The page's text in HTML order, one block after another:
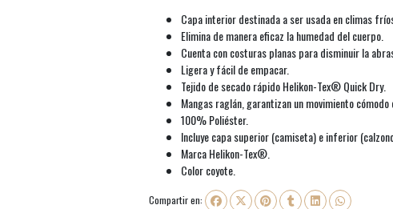
Capa interior destinada a ser usada en climas
Elimina de manera eficaz la humedad del cuerpo.
Cuenta con costuras planas para disminuir la
Ligera y fácil de empacar.
Tejido de secado rápido Helikon-Tex® Quick Dry.
Mangas raglán, garantizan un movimiento cómodo
100% Poliéster.
Incluye capa superior (camiseta) e inferior
Marca Helikon-Tex®.
Color coyote.
Compartir en: